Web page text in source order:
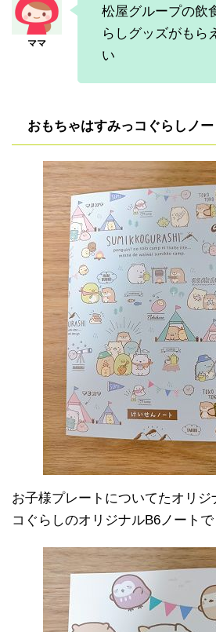
松屋グループの飲
らしグッズがもら
い
おもちゃはすみっコぐらしノー
お子様プレートについてたオリジ
コぐらしのオリジナルB6ノートで